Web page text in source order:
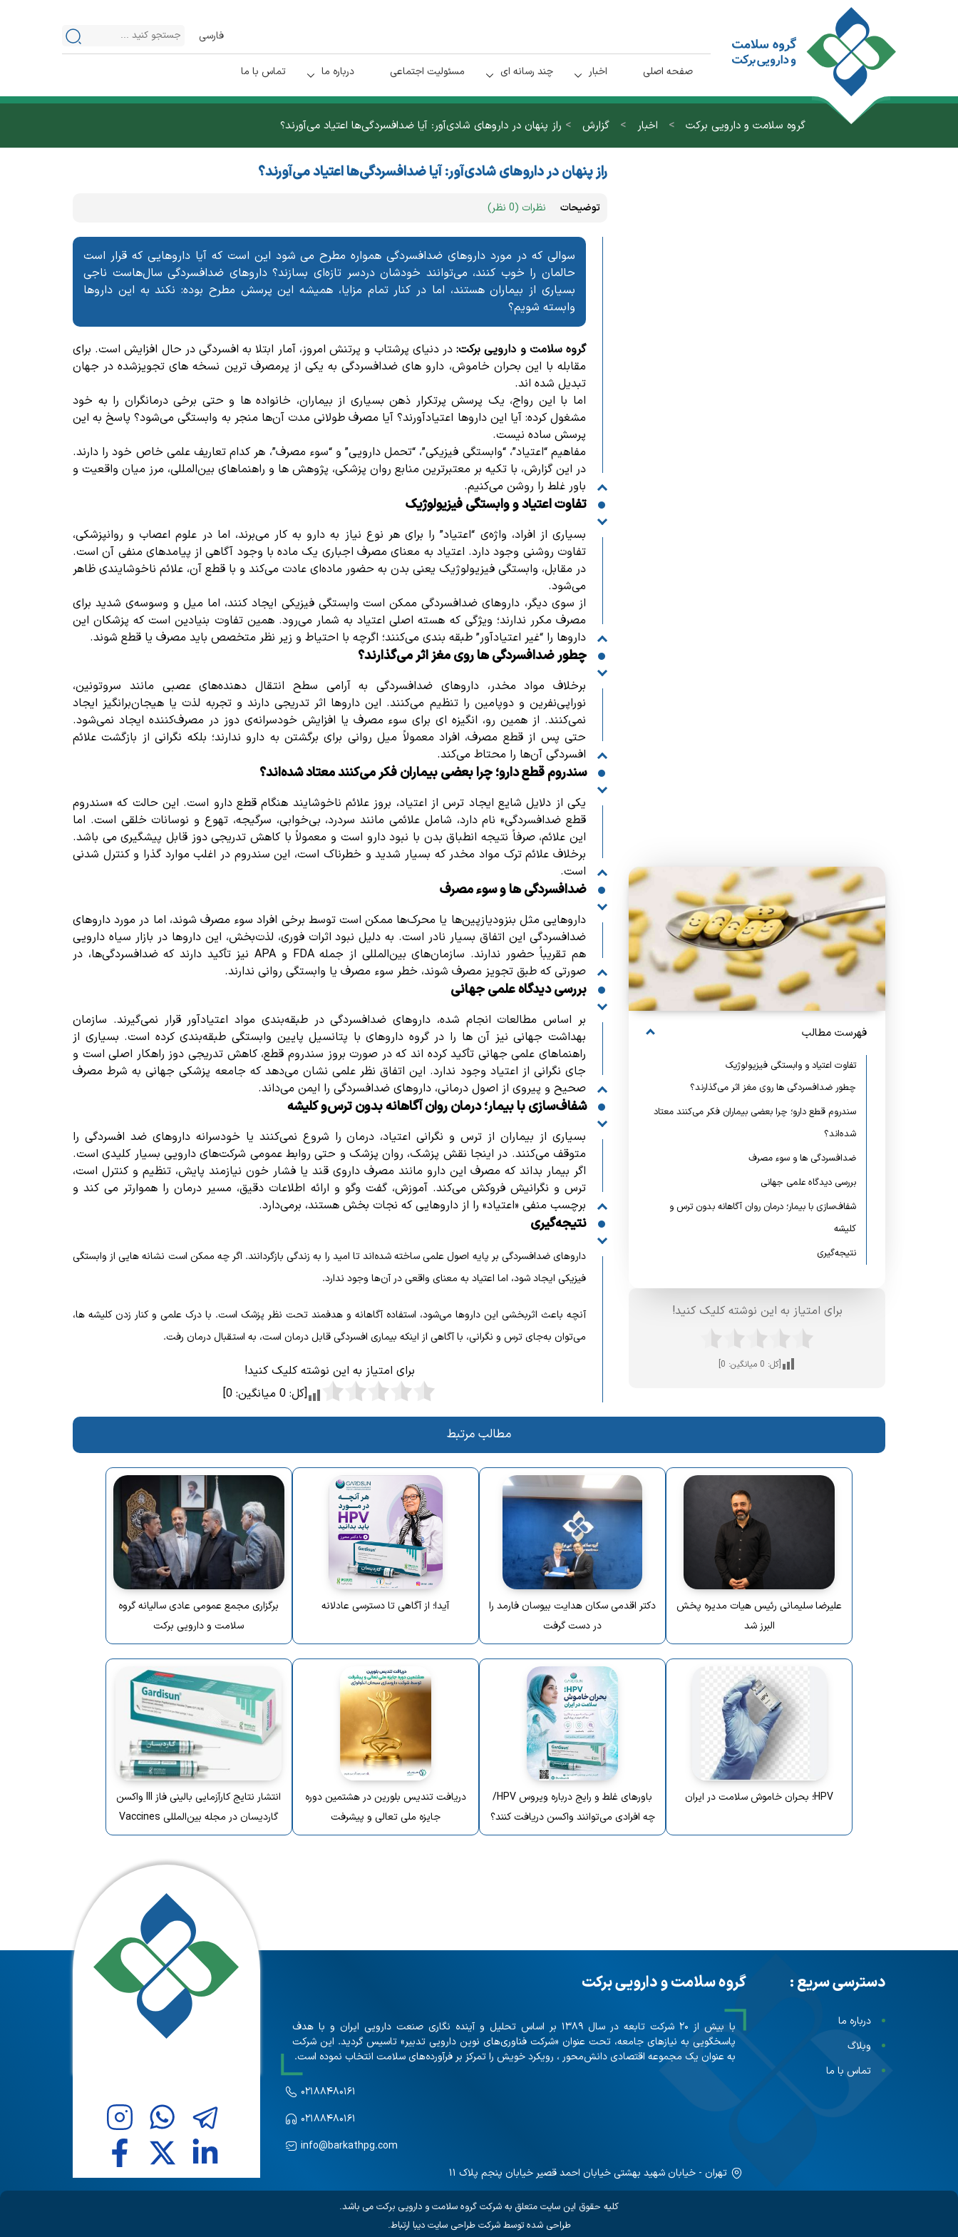
فارسی
صفحه اصلی اخبار چند رسانه ای مسئولیت اجتماعی درباره ما تماس با ما
گروه سلامت و دارویی برکت > اخبار > گزارش > راز پنهان در داروهای شادی‌آور: آیا ضدافسردگی‌ها اعتیاد می‌آورند؟
فهرست مطالب
تفاوت اعتیاد و وابستگی فیزیولوژیک
چطور ضدافسردگی‌ ها روی مغز اثر می‌گذارند؟
سندروم قطع دارو؛ چرا بعضی بیماران فکر می‌کنند معتاد
شده‌اند؟
ضدافسردگی‌ ها و سوء مصرف
بررسی دیدگاه علمی جهانی
شفاف‌سازی با بیمار؛ درمان روان آگاهانه بدون ترس و
کلیشه
نتیجه‌گیری
برای امتیاز به این نوشته کلیک کنید!
[کل: 0 میانگین: 0
]
راز پنهان در داروهای شادی‌آور: آیا ضدافسردگی‌ها اعتیاد می‌آورند؟
توضیحات نظرات (0 نظر)
سوالی که در مورد داروهای ضدافسردگی همواره مطرح می شود این است که آیا داروهایی که قرار است
حالمان را خوب کنند، می‌توانند خودشان دردسر تازه‌ای بسازند؟ داروهای ضدافسردگی سال‌هاست ناجی
بسیاری از بیماران هستند، اما در کنار تمام مزایا، همیشه این پرسش مطرح بوده: نکند به‌ این داروها
وابسته شویم؟
گروه سلامت و دارویی برکت: در دنیای پرشتاب و پرتنش امروز، آمار ابتلا به افسردگی در حال افزایش است. برای
مقابله با این بحران خاموش، دارو های ضدافسردگی به یکی از پرمصرف‌ ترین نسخه‌ های تجویزشده در جهان
تبدیل شده‌ اند.
اما با این رواج، یک پرسش پرتکرار ذهن بسیاری از بیماران، خانواده‌ ها و حتی برخی درمانگران را به خود
مشغول کرده: آیا این داروها اعتیادآورند؟ آیا مصرف طولانی‌ مدت آن‌ها منجر به وابستگی می‌شود؟ پاسخ به این
پرسش ساده نیست.
مفاهیم “اعتیاد”، “وابستگی فیزیکی”، “تحمل دارویی” و “سوء مصرف”، هر کدام تعاریف علمی خاص خود را دارند.
در این گزارش، با تکیه بر معتبرترین منابع روان‌ پزشکی، پژوهش‌ ها و راهنماهای بین‌المللی، مرز میان واقعیت و
باور غلط را روشن می‌کنیم.
تفاوت اعتیاد و وابستگی فیزیولوژیک
بسیاری از افراد، واژه‌ی “اعتیاد” را برای هر نوع نیاز به دارو به کار می‌برند، اما در علوم اعصاب و روانپزشکی،
تفاوت روشنی وجود دارد. اعتیاد به معنای مصرف اجباری یک ماده با وجود آگاهی از پیامدهای منفی آن است.
در مقابل، وابستگی فیزیولوژیک یعنی بدن به حضور ماده‌ای عادت می‌کند و با قطع آن، علائم ناخوشایندی ظاهر
می‌شود.
از سوی دیگر، داروهای ضدافسردگی ممکن است وابستگی فیزیکی ایجاد کنند، اما میل و وسوسه‌ی شدید برای
مصرف مکرر ندارند؛ ویژگی که هسته اصلی اعتیاد به شمار می‌رود. همین تفاوت بنیادین است که پزشکان این
داروها را “غیر اعتیادآور” طبقه‌ بندی می‌کنند؛ اگرچه با احتیاط و زیر نظر متخصص باید مصرف یا قطع شوند.
چطور ضدافسردگی‌ ها روی مغز اثر می‌گذارند؟
برخلاف مواد مخدر، داروهای ضدافسردگی به آرامی سطح انتقال‌ دهنده‌های عصبی مانند سروتونین،
نوراپی‌نفرین و دوپامین را تنظیم می‌کنند. این داروها اثر تدریجی دارند و تجربه لذت یا هیجان‌برانگیز ایجاد
نمی‌کنند. از همین رو، انگیزه‌ ای برای سوء مصرف یا افزایش خودسرانه‌ی دوز در مصرف‌کننده ایجاد نمی‌شود.
حتی پس از قطع مصرف، افراد معمولاً میل روانی برای برگشتن به دارو ندارند؛ بلکه نگرانی از بازگشت علائم
افسردگی آن‌ها را محتاط می‌کند.
سندروم قطع دارو؛ چرا بعضی بیماران فکر می‌کنند معتاد شده‌اند؟
یکی از دلایل شایع ایجاد ترس از اعتیاد، بروز علائم ناخوشایند هنگام قطع دارو است. این حالت که «سندروم
قطع ضدافسردگی» نام دارد، شامل علائمی مانند سردرد، بی‌خوابی، سرگیجه، تهوع و نوسانات خلقی است. اما
این علائم، صرفاً نتیجه‌ انطباق بدن با نبود دارو است و معمولاً با کاهش تدریجی دوز قابل پیشگیری می باشد.
برخلاف علائم ترک مواد مخدر که بسیار شدید و خطرناک است، این سندروم در اغلب موارد گذرا و کنترل‌ شدنی
است.
ضدافسردگی‌ ها و سوء مصرف
داروهایی مثل بنزودیازپین‌ها یا محرک‌ها ممکن است توسط برخی افراد سوء مصرف شوند، اما در مورد داروهای
ضدافسردگی این اتفاق بسیار نادر است. به دلیل نبود اثرات فوری، لذت‌بخش، این داروها در بازار سیاه دارویی
هم تقریباً حضور ندارند.
سازمان‌های بین‌المللی از جمله FDA و APA نیز تأکید دارند که ضدافسردگی‌ها، در
صورتی که طبق تجویز مصرف شوند، خطر سوء مصرف یا وابستگی روانی ندارند.
بررسی دیدگاه علمی جهانی
بر اساس مطالعات انجام شده، داروهای ضدافسردگی‌ در طبقه‌بندی مواد اعتیادآور قرار نمی‌گیرند. سازمان
بهداشت جهانی نیز آن‌ ها را در گروه داروهای با پتانسیل پایین وابستگی طبقه‌بندی کرده است. بسیاری از
راهنماهای علمی جهانی تأکید کرده اند که در صورت بروز سندروم قطع، کاهش تدریجی دوز راهکار اصلی است و
جای نگرانی از اعتیاد وجود ندارد. این اتفاق‌ نظر علمی نشان می‌دهد که جامعه پزشکی جهانی به شرط مصرف
صحیح و پیروی از اصول درمانی، داروهای ضدافسردگی را ایمن می‌داند.
شفاف‌سازی با بیمار؛ درمان روان آگاهانه بدون ترسو کلیشه
بسیاری از بیماران از ترس و نگرانی اعتیاد، درمان را شروع نمی‌کنند یا خودسرانه داروهای ضد افسردگی را
متوقف می‌کنند. در اینجا نقش پزشک، روان‌ پزشک و حتی روابط عمومی شرکت‌های دارویی بسیار کلیدی است.
اگر بیمار بداند که مصرف این دارو مانند مصرف داروی قند یا فشار خون نیازمند پایش، تنظیم و کنترل است،
ترس و نگرانیش فروکش می‌کند. آموزش، گفت‌ وگو و ارائه اطلاعات دقیق، مسیر درمان را هموارتر می‌ کند و
برچسب منفی «اعتیاد» را از داروهایی که نجات‌ بخش‌ هستند، برمی‌دارد.
نتیجه‌گیری
داروهای ضدافسردگی بر پایه اصول علمی ساخته شده‌اند تا امید را به زندگی بازگردانند. اگر چه ممکن است نشانه‌ هایی از وابستگی
فیزیکی ایجاد شود، اما اعتیاد به معنای واقعی در آن‌ها وجود ندارد.
آنچه باعث اثربخشی این داروها می‌شود، استفاده آگاهانه و هدفمند تحت نظر پزشک است. با درک علمی و کنار زدن کلیشه‌ ها،
می‌توان به‌جای ترس و نگرانی، با آگاهی از اینکه بیماری افسردگی قابل درمان است، به استقبال درمان رفت.
برای امتیاز به این نوشته کلیک کنید!
[کل: 0 میانگین: 0
]
مطالب مرتبط
علیرضا سلیمانی رئیس هیات مدیره پخش
البرز شد
دکتر اقدمی سکان هدایت بیوسان فارمد را
در دست گرفت
آیدا؛ از آگاهی تا دسترسی عادلانه
برگزاری مجمع عمومی عادی سالیانه گروه
سلامت و دارویی برکت
HPV؛ بحران خاموش سلامت در ایران
باورهای غلط و رایج درباره ویروس HPV/
چه افرادی می‌توانند واکسن دریافت کنند؟
دریافت تندیس بلورین در هشتمین دوره
جایزه ملی تعالی و پیشرفت
انتشار نتایج کارآزمایی بالینی فاز III واکسن
گاردیسان در مجله بین‌المللی Vaccines
دسترسی سریع :
درباره ما
وبلاگ
تماس با ما
گروه سلامت و دارویی برکت
با بیش از ۲۰ شرکت تابعه در سال ۱۳۸۹ بر اساس تحلیل و آینده نگاری صنعت دارویی ایران و با هدف
پاسخگویی به نیازهای جامعه، تحت عنوان «شرکت فناوری‌های نوین دارویی تدبیر» تاسیس گردید. این شرکت
به عنوان یک مجموعه اقتصادی دانش‌محور ، رویکرد خویش را تمرکز بر فرآورده‌های سلامت انتخاب نموده است.
۰۲۱۸۸۴۸۰۱۶۱
۰۲۱۸۸۴۸۰۱۶۱
info@barkathpg.com
تهران - خیابان شهید بهشتی خیابان احمد قصیر خیابان پنجم پلاک ۱۱
کلیه حقوق این سایت متعلق به شرکت گروه سلامت و دارویی برکت می باشد.
طراحی شده توسطشرکت طراحی سایت دیبا ارتباط.